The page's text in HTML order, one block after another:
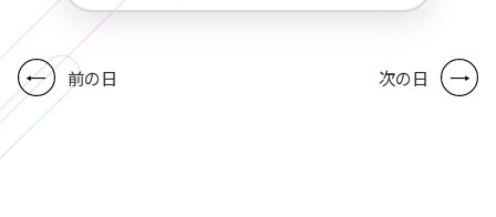
前の日 次の日